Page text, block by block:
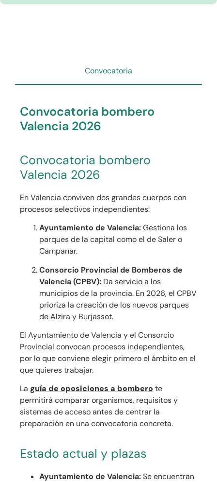
Convocatoria
Convocatoria bombero
Valencia 2026
Convocatoria bombero
Valencia 2026
En Valencia conviven dos grandes cuerpos con
procesos selectivos independientes:
Ayuntamiento de Valencia:Gestiona los
parques de la capital como el de Saler o
Campanar.
Consorcio Provincial de Bomberos de
Valencia (CPBV): Da servicio a los
municipios de la provincia. En 2026, el CPBV
prioriza la creación de los nuevos parques
de Alzira y Burjassot.
El Ayuntamiento de Valencia y el Consorcio
Provincial convocan procesos independientes,
por lo que conviene elegir primero el ámbito en el
que quieres trabajar.
Laguía de oposiciones a bombero te
permitirá comparar organismos, requisitos y
sistemas de acceso antes de centrar la
preparación en una convocatoria concreta.
Estado actual y plazas
Ayuntamiento de Valencia:Se encuentran